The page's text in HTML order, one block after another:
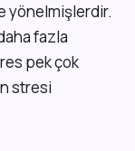
yönelmişlerdir.
fazla
pek çok
stresi